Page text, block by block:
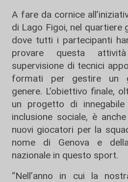
A fare da cornice
di Lago Figoi, nel quartiere
dove tutti i partecipanti
provare questa
supervisione di tecnici
formati per gestire un
genere. L’obiettivo finale,
un progetto di
inclusione sociale, è
nuovi giocatori per la
nome di Genova e
nazionale in questo sport.
“Nell’anno in cui la